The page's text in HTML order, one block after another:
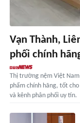
Vạn Thành,
phối chính
Thị trường nệm Việt
phẩm chính hãng, tốt
và kênh phân phối uy tín.